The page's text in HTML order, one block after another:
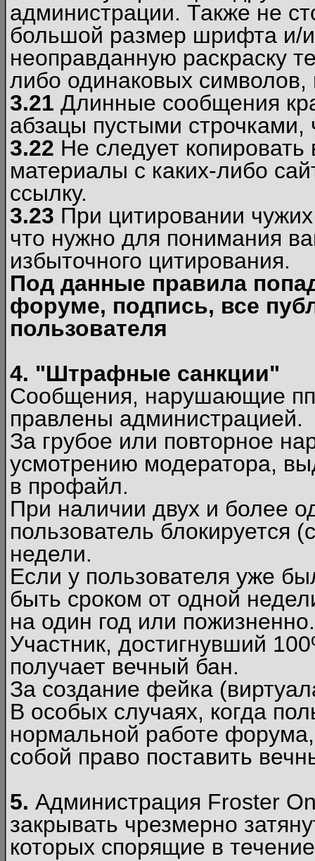
администрации. Также не
большой размер шрифта и/
неоправданную раскраску
либо одинаковых
3.21 Длинные сообщения
абзацы пустыми
3.22 Не следует
материалы c каких-либо
ссылку.
3.23 При цитировании
что нужно для понимания
избыточного цитирования.
Под данные правила
форуме, подпись, все
пользователя
4. "Штрафные санкции"
Сообщения, нарушающие
правлены администрацией.
За грубое или повторное
усмотрению модератора,
в профайл.
При наличии двух и более
пользователь блокируется
недели.
Если у пользователя уже
быть сроком от одной
на один год или пожизненно.
Участник, достигнувший
получает вечный бан.
За создание фейка
В особых случаях, когда
нормальной работе
собой право поставить
5. Администрация Froster
закрывать чрезмерно
которых спорящие в